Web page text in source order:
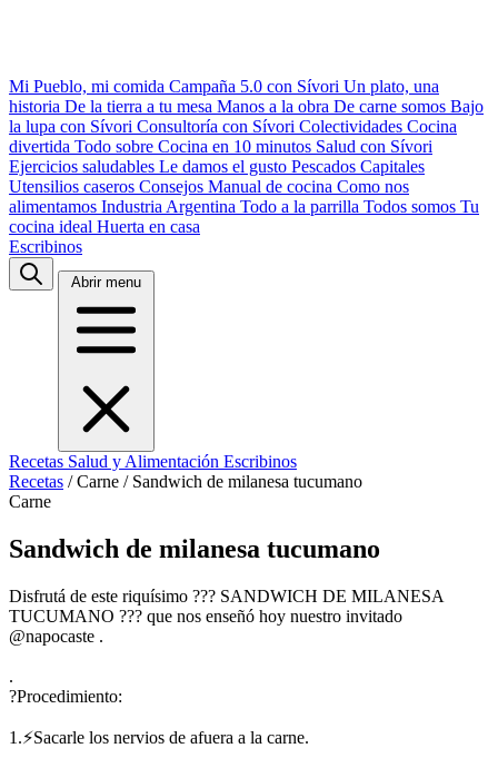
Mi Pueblo, mi comida Campaña 5.0 con Sívori Un plato, una
historia De la tierra a tu mesa Manos a la obra De carne somos Bajo
la lupa con Sívori Consultoría con Sívori Colectividades Cocina
divertida Todo sobre Cocina en 10 minutos Salud con Sívori
Ejercicios saludables Le damos el gusto Pescados Capitales
Utensilios caseros Consejos Manual de cocina Como nos
alimentamos Industria Argentina Todo a la parrilla Todos somos Tu
cocina ideal Huerta en casa
Escribinos
Abrir menu
Recetas Salud y Alimentación Escribinos
Recetas / Carne / Sandwich de milanesa tucumano
Carne
Sandwich de milanesa tucumano
Disfrutá de este riquísimo ??? SANDWICH DE MILANESA
TUCUMANO ??? que nos enseñó hoy nuestro invitado
@napocaste .
.
?Procedimiento:
1.⚡Sacarle los nervios de afuera a la carne.